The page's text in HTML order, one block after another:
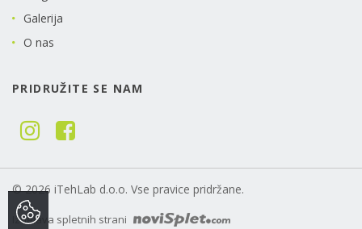
Galerija
O nas
PRIDRUŽITE SE NAM
© 2026 iTehLab d.o.o. Vse pravice pridržane.
Izdelava spletnih strani